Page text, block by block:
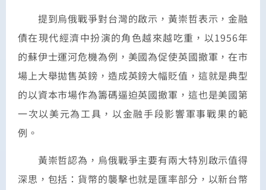
提到烏俄戰爭對台灣的啟示，黃崇哲表示，金融
債在現代經濟中扮演的角色越來越吃重，以1956年
的蘇伊士運河危機為例，美國為促使英國撤軍，在市
場上大舉拋售英鎊，造成英鎊大幅貶值，這就是典型
的以資本市場作為籌碼逼迫英國撤軍，這也是美國第
一次以美元為工具，以金融手段影響軍事戰果的範
例。
黃崇哲認為，烏俄戰爭主要有兩大特別啟示值得
深思，包括：貨幣的襲擊也就是匯率部分，以新台幣